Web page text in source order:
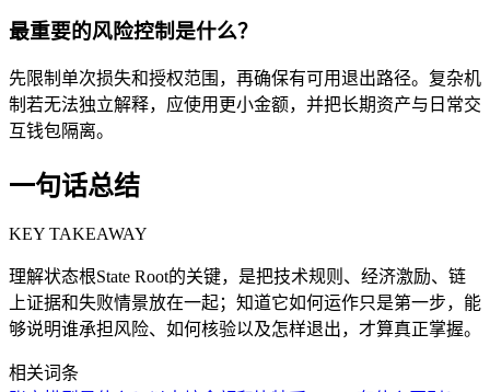
最重要的风险控制是什么？
先限制单次损失和授权范围，再确保有可用退出路径。复杂机
制若无法独立解释，应使用更小金额，并把长期资产与日常交
互钱包隔离。
一句话总结
KEY TAKEAWAY
理解状态根State Root的关键，是把技术规则、经济激励、链
上证据和失败情景放在一起；知道它如何运作只是第一步，能
够说明谁承担风险、如何核验以及怎样退出，才算真正掌握。
相关词条